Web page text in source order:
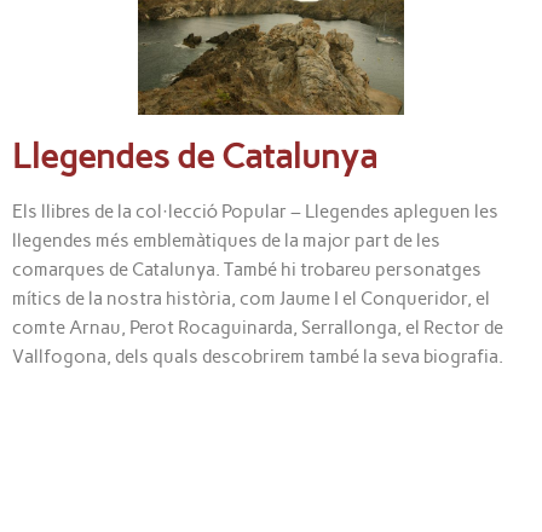
Llegendes de Catalunya
Els llibres de la col·lecció Popular – Llegendes apleguen les
llegendes més emblemàtiques de la major part de les
comarques de Catalunya. També hi trobareu personatges
mítics de la nostra història, com Jaume I el Conqueridor, el
comte Arnau, Perot Rocaguinarda, Serrallonga, el Rector de
Vallfogona, dels quals descobrirem també la seva biografia.